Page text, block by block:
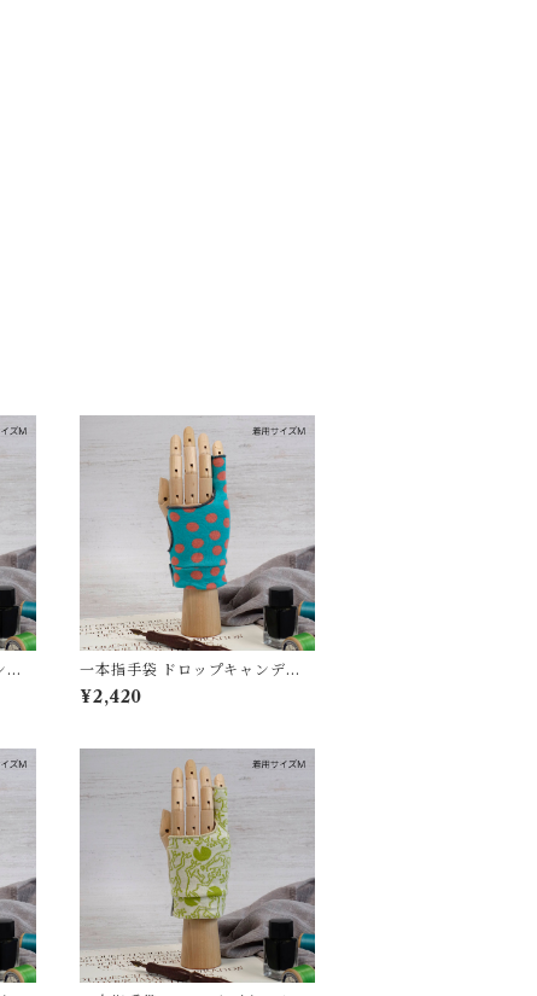
柄
/イ
一本指手袋 ドロップキャンディ
柄 エメラルド/フラミンゴ カリグ
ラフィー/イラスト/絵描き/デッサ
右対応 グローブ
¥2,420